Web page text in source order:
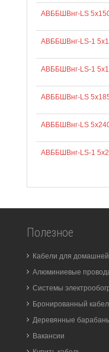
АВББШВнг-LS
АВББШВнг-LS-1
АВББШВнг-LS-1
АВББШВнг-LS
АВББШВнг-LS
АВББШВнг-LS-1
Полезное
Кабели для
Алюминиевые
Системы
Бронированный
Деревянные
Вакансии